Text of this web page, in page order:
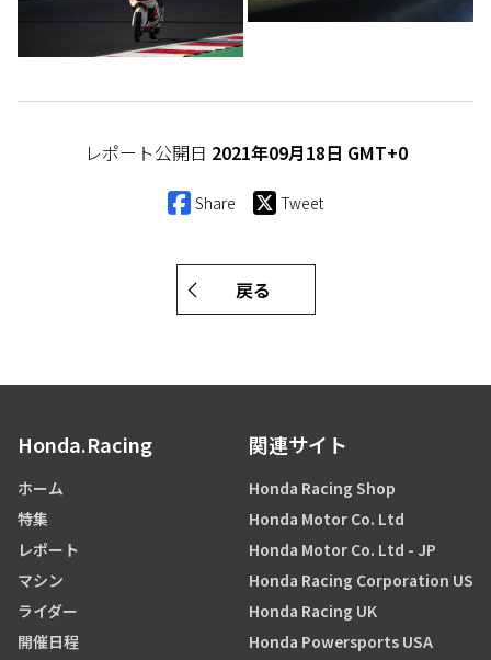
レポート公開日 2021年09月18日 GMT+0
Share Tweet
戻る
Honda.Racing
ホーム
特集
レポート
マシン
ライダー
開催日程
関連サイト
Honda Racing Shop
Honda Motor Co. Ltd
Honda Motor Co. Ltd - JP
Honda Racing Corporation US
Honda Racing UK
Honda Powersports USA